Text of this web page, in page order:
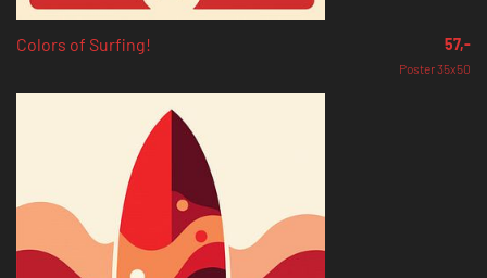
Colors of Surfing! 57,-
Poster 35x50